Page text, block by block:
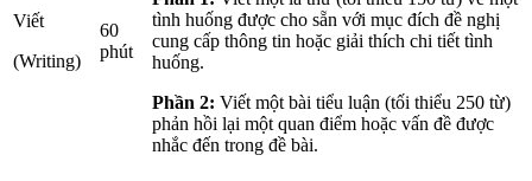
Viết
(Writing)
60
phút
tình huống được cho sẵn với mục đích đề nghị
cung cấp thông tin hoặc giải thích chi tiết tình
huống.
Phần 2: Viết một bài tiểu luận (tối thiểu 250 từ)
phản hồi lại một quan điểm hoặc vấn đề được
nhắc đến trong đề bài.